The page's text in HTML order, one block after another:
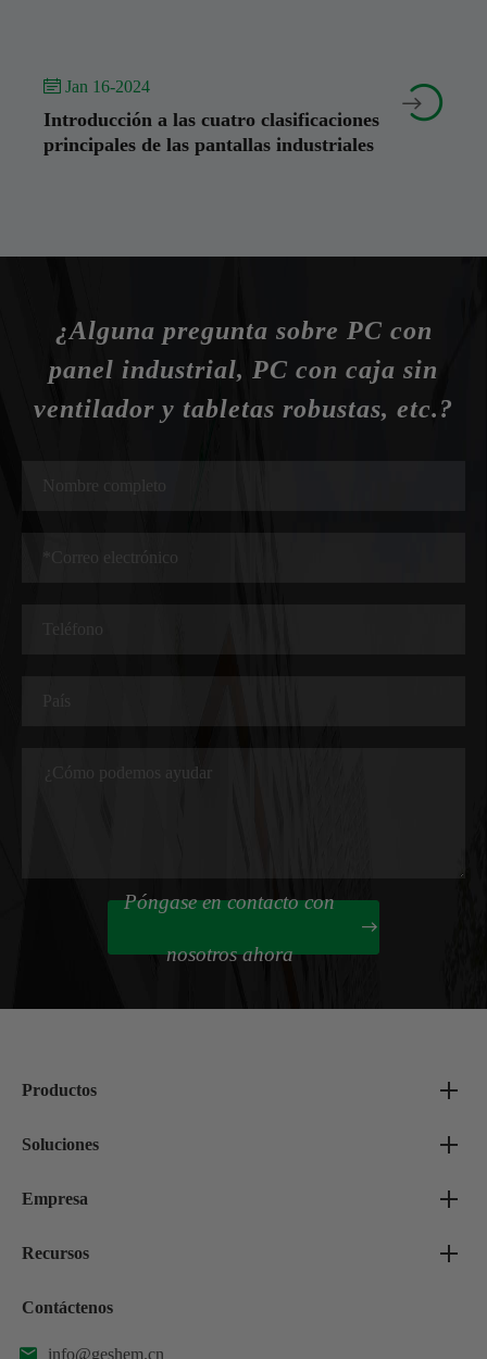
 Jan 16-2024
Introducción a las cuatro clasificaciones
principales de las pantallas industriales


¿Alguna pregunta sobre PC con
panel industrial, PC con caja sin
ventilador y tabletas robustas, etc.?
Póngase en contacto con
nosotros ahora

Productos
Soluciones
Empresa
Recursos
Contáctenos
 info@geshem.cn